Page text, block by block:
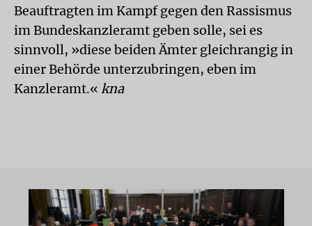
Beauftragten im Kampf gegen den Rassismus
im Bundeskanzleramt geben solle, sei es
sinnvoll, »diese beiden Ämter gleichrangig in
einer Behörde unterzubringen, eben im
Kanzleramt.« kna